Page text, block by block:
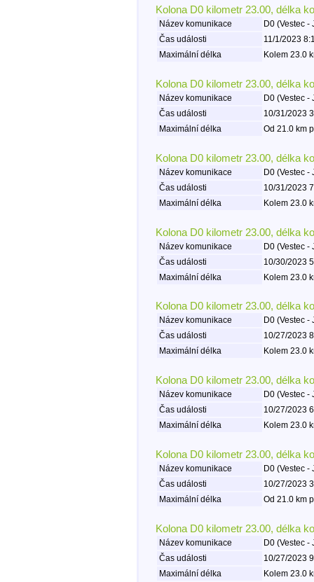
Kolona D0 kilometr 23.00, délka
Název komunikace
D0 (Vestec -
Čas události
11/1/2023
Maximální délka
Kolem 23.0
Kolona D0 kilometr 23.00, délka
Název komunikace
D0 (Vestec -
Čas události
10/31/2023
Maximální délka
Od 21.0 km
Kolona D0 kilometr 23.00, délka
Název komunikace
D0 (Vestec -
Čas události
10/31/2023
Maximální délka
Kolem 23.0
Kolona D0 kilometr 23.00, délka
Název komunikace
D0 (Vestec -
Čas události
10/30/2023
Maximální délka
Kolem 23.0
Kolona D0 kilometr 23.00, délka
Název komunikace
D0 (Vestec -
Čas události
10/27/2023
Maximální délka
Kolem 23.0
Kolona D0 kilometr 23.00, délka
Název komunikace
D0 (Vestec -
Čas události
10/27/2023
Maximální délka
Kolem 23.0
Kolona D0 kilometr 23.00, délka
Název komunikace
D0 (Vestec -
Čas události
10/27/2023
Maximální délka
Od 21.0 km
Kolona D0 kilometr 23.00, délka
Název komunikace
D0 (Vestec -
Čas události
10/27/2023
Maximální délka
Kolem 23.0